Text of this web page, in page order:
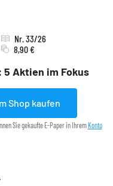
5 Aktien im Fokus
Nr. 33/26
8,90 €
Shop kaufen
Sie gekaufte E-Paper in Ihrem Konto